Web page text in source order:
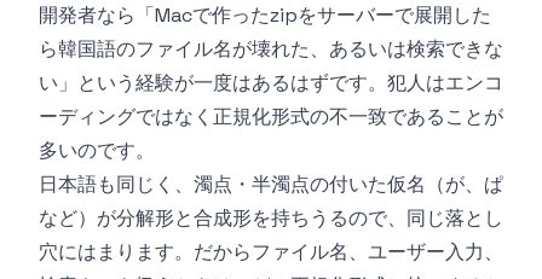
開発者なら「Macで作ったzipをサーバーで展開した
ら韓国語のファイル名が壊れた、あるいは検索できな
い」という経験が一度はあるはずです。犯人はエンコ
ーディングではなく正規化形式の不一致であることが
多いのです。
日本語も同じく、濁点・半濁点の付いた仮名（が、ぱ
など）が分解形と合成形を持ちうるので、同じ落とし
穴にはまります。だからファイル名、ユーザー入力、